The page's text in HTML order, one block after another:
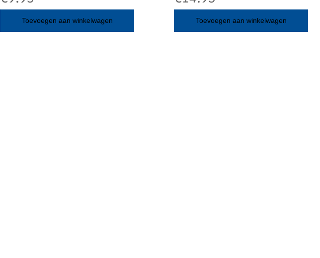
Toevoegen aan winkelwagen Toevoegen aan winkelwagen